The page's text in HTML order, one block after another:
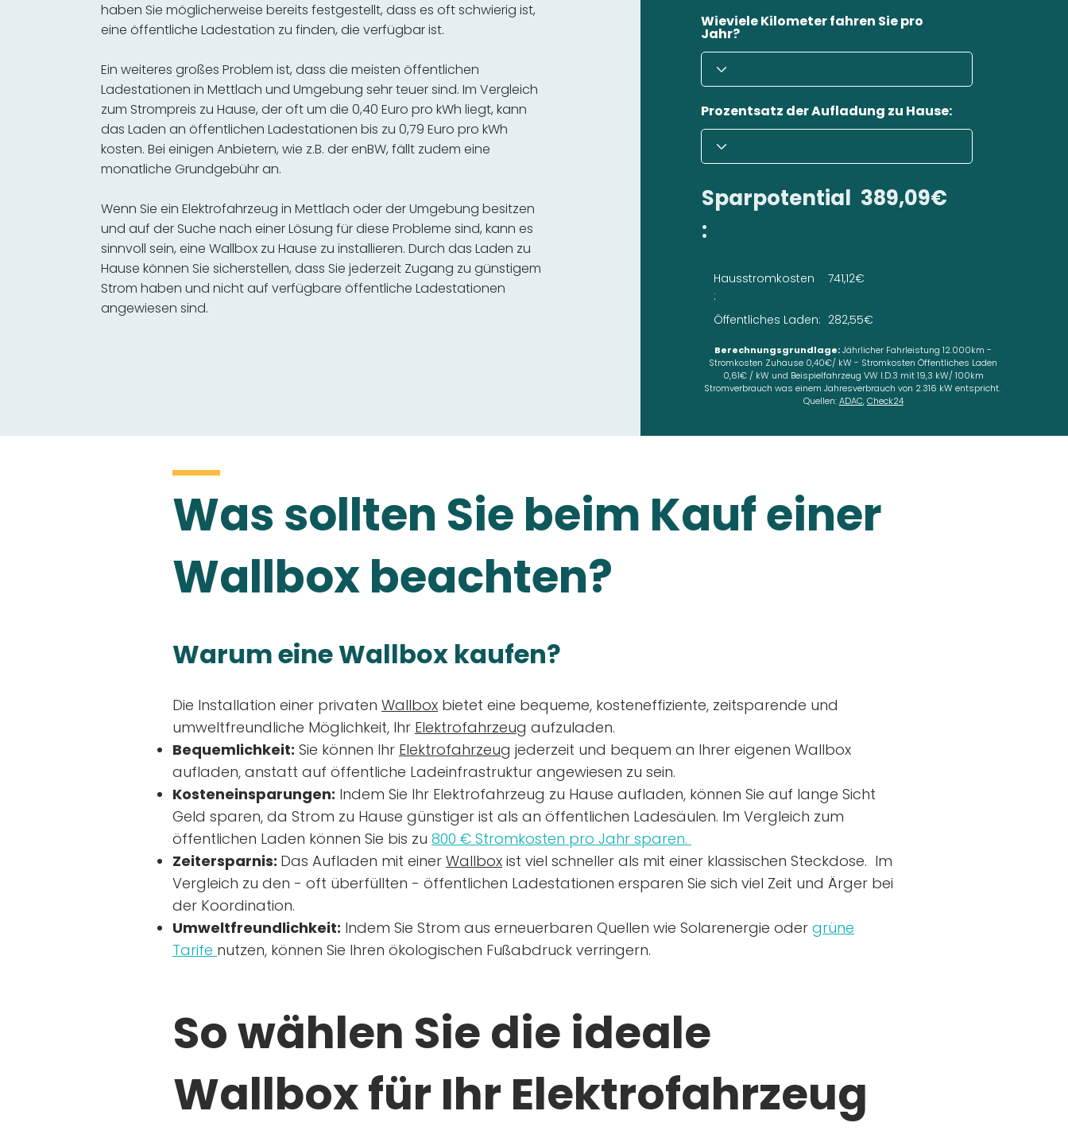
haben Sie möglicherweise bereits festgestellt, dass es oft schwierig ist,
eine öffentliche Ladestation zu finden, die verfügbar ist.
Ein weiteres großes Problem ist, dass die meisten öffentlichen
Ladestationen in Mettlach und Umgebung sehr teuer sind. Im Vergleich
zum Strompreis zu Hause, der oft um die 0,40 Euro pro kWh liegt, kann
das Laden an öffentlichen Ladestationen bis zu 0,79 Euro pro kWh
kosten. Bei einigen Anbietern, wie z.B. der enBW, fällt zudem eine
monatliche Grundgebühr an.
Wenn Sie ein Elektrofahrzeug in Mettlach oder der Umgebung besitzen
und auf der Suche nach einer Lösung für diese Probleme sind, kann es
sinnvoll sein, eine Wallbox zu Hause zu installieren. Durch das Laden zu
Hause können Sie sicherstellen, dass Sie jederzeit Zugang zu günstigem
Strom haben und nicht auf verfügbare öffentliche Ladestationen
angewiesen sind.
Wieviele Kilometer fahren Sie pro
Jahr?
Prozentsatz der Aufladung zu Hause:
Sparpotential
:
389,09€
Hausstromkosten
:
Öffentliches Laden:
741,12€
282,55€
Berechnungsgrundlage:Jährlicher Fahrleistung 12.000km -
Stromkosten Zuhause 0,40€/ kW - Stromkosten Öffentliches Laden
0,61€ / kW und Beispielfahrzeug VW I.D.3 mit 19,3 kW/ 100km
Stromverbrauch was einem Jahresverbrauch von 2.316 kW entspricht.
Quellen:ADAC,Check24
Was sollten Sie beim Kauf einer
Wallbox beachten?
Warum eine Wallbox kaufen?
Die Installation einer privaten Wallbox bietet eine bequeme, kosteneffiziente, zeitsparende und
umweltfreundliche Möglichkeit, Ihr Elektrofahrzeug aufzuladen.
Bequemlichkeit: Sie können Ihr Elektrofahrzeug jederzeit und bequem an Ihrer eigenen Wallbox
aufladen, anstatt auf öffentliche Ladeinfrastruktur angewiesen zu sein.
Kosteneinsparungen: Indem Sie Ihr Elektrofahrzeug zu Hause aufladen, können Sie auf lange Sicht
Geld sparen, da Strom zu Hause günstiger ist als an öffentlichen Ladesäulen. Im Vergleich zum
öffentlichen Laden können Sie bis zu 800 € Stromkosten pro Jahr sparen.
Zeitersparnis: Das Aufladen mit einer Wallbox ist viel schneller als mit einer klassischen Steckdose. Im
Vergleich zu den - oft überfüllten - öffentlichen Ladestationen ersparen Sie sich viel Zeit und Ärger bei
der Koordination.
Umweltfreundlichkeit: Indem Sie Strom aus erneuerbaren Quellen wie Solarenergie oder grüne
Tarife nutzen, können Sie Ihren ökologischen Fußabdruck verringern.
So wählen Sie die ideale
Wallbox für Ihr Elektrofahrzeug